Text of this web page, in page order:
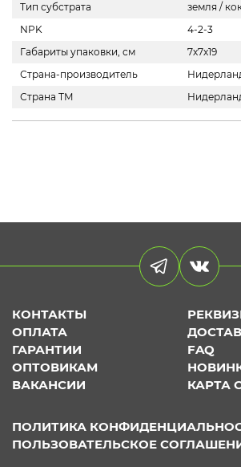
Тип субстрата
земля /
NPK
4-2-3
Габариты упаковки, см
7х7х19
Страна-производитель
Страна ТМ
КОНТАКТЫ
ОПЛАТА
ГАРАНТИИ
FAQ
ОПТОВИКАМ
ВАКАНСИИ
КАРТА
ПОЛИТИКА
ПОЛЬЗОВАТЕЛЬСКОЕ